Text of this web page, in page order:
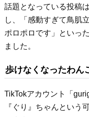
話題となっている投稿
し、「感動すぎて鳥肌
ポロポロです」といっ
ました。
歩けなくなったわん
TikTokアカウント「
『ぐり』ちゃんという